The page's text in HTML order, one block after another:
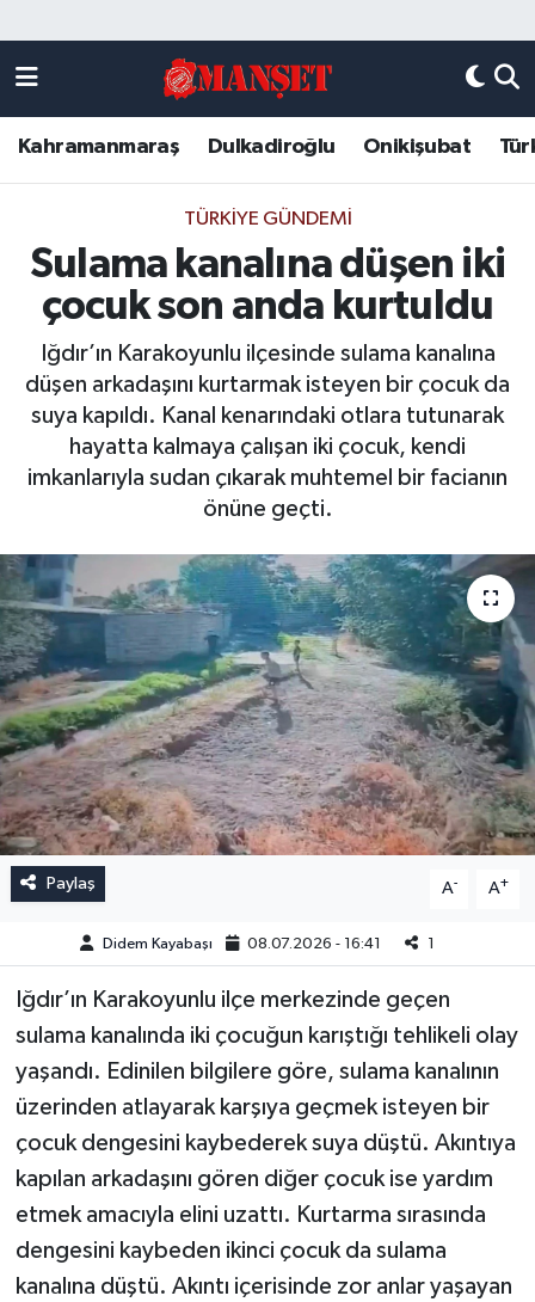
Kahramanmaraş Dulkadiroğlu Onikişubat
TÜRKIYE GÜNDEMI
Sulama kanalına düşen iki
çocuk son anda kurtuldu
Iğdır’ın Karakoyunlu ilçesinde sulama kanalına
düşen arkadaşını kurtarmak isteyen bir çocuk da
suya kapıldı. Kanal kenarındaki otlara tutunarak
hayatta kalmaya çalışan iki çocuk, kendi
imkanlarıyla sudan çıkarak muhtemel bir facianın
önüne geçti.
Paylaş A- A+
Didem Kayabaşı 08.07.2026 - 16:41 1
Iğdır’ın Karakoyunlu ilçe merkezinde geçen
sulama kanalında iki çocuğun karıştığı tehlikeli olay
yaşandı. Edinilen bilgilere göre, sulama kanalının
üzerinden atlayarak karşıya geçmek isteyen bir
çocuk dengesini kaybederek suya düştü. Akıntıya
kapılan arkadaşını gören diğer çocuk ise yardım
etmek amacıyla elini uzattı. Kurtarma sırasında
dengesini kaybeden ikinci çocuk da sulama
kanalına düştü. Akıntı içerisinde zor anlar yaşayan
DULKADİROĞLU
KAHRAMANMARAŞ
ONİKİŞUBAT
Künye
Kahramanmaraş Nöbetçi Eczaneler
Kahramanmaraş Hava Durumu
Kahramanmaraş Trafik Yoğunluk Haritası
Süper Lig Puan Durumu ve Fikstür
Son Dakika Haberleri
Haber Arşivi